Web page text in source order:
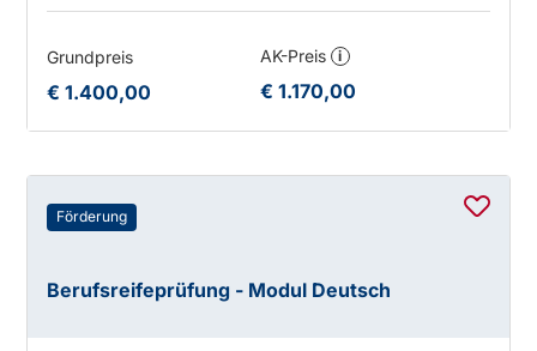
Grundpreis
€ 1.400,00
AK-Preis i
€ 1.170,00
Förderung
Berufsreifeprüfung - Modul Deutsch